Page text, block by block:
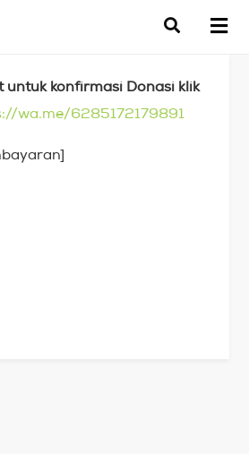
untuk konfirmasi Donasi klik
wa.me/6285172179891